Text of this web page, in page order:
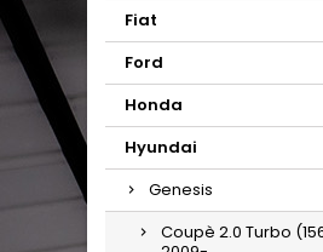
Fiat
Ford
Honda
Hyundai
Genesis
Coupè 2.0 Turbo